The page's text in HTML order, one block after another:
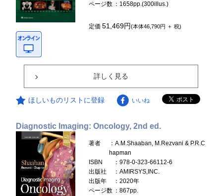
ページ数 ：1658pp.(300illus.)
定価51,469円(本体46,790円 ＋ 税)
詳しく見る
ほしいものリストに登録 いいね
Diagnostic Imaging: Oncology, 2nd ed.
著者
：A.M.Shaaban, M.Rezvani & P.R.C
hapman
ISBN
：978-0-323-66112-6
出版社
：AMIRSYS,INC.
出版年
：2020年
ページ数 ：867pp.